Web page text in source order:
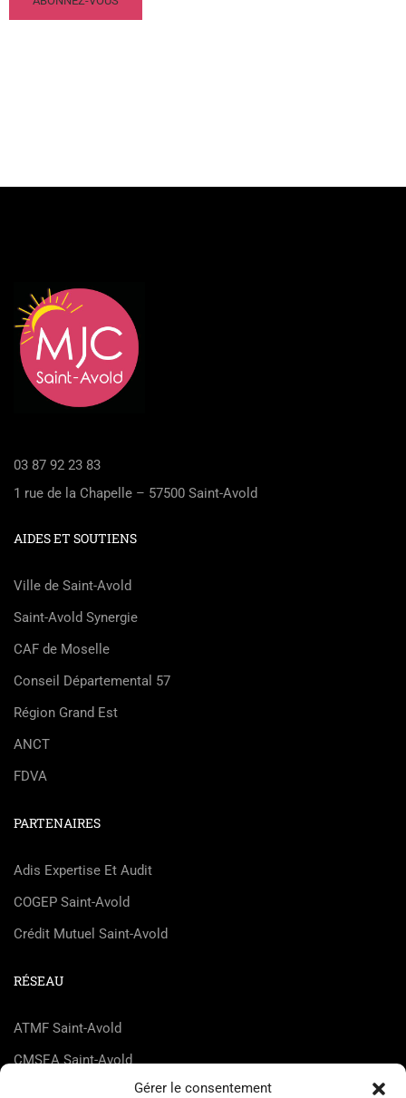
Gérer le consentement
03 87 92 23 83
1 rue de la Chapelle – 57500 Saint-Avold
AIDES ET SOUTIENS
Ville de Saint-Avold
Saint-Avold Synergie
CAF de Moselle
Conseil Départemental 57
Région Grand Est
ANCT
FDVA
PARTENAIRES
Adis Expertise Et Audit
COGEP Saint-Avold
Crédit Mutuel Saint-Avold
RÉSEAU
ATMF Saint-Avold
CMSEA Saint-Avold